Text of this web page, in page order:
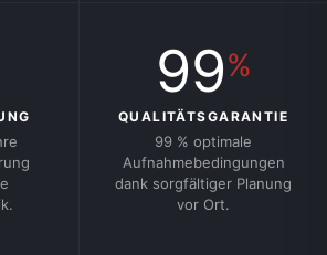
99%
QUALITÄTSGARANTIE
99 % optimale
Aufnahmebedingungen
dank sorgfältiger Planung
vor Ort.